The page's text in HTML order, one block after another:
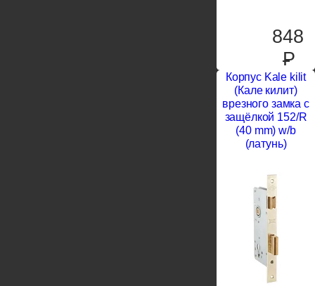
848
P
Корпус Kale kilit
(Кале килит)
врезного замка с
защёлкой 152/R
(40 mm) w/b
(латунь)